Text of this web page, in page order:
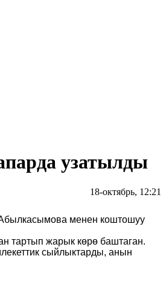
узатылды
18-октябрь, 12:21
менен коштошуу
тартып жарык көрө баштаган.
сыйлыктарды, анын